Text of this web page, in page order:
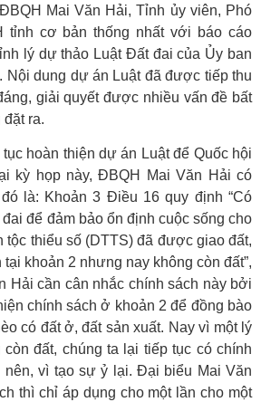
Mai Văn Hải, Tỉnh ủy viên, Phó
tỉnh cơ bản thống nhất với báo cáo
lý dự thảo Luật Đất đai của Ủy ban
Nội dung dự án Luật đã được tiếp thu
giải quyết được nhiều vấn đề bất
ra.
hoàn thiện dự án Luật để Quốc hội
kỳ họp này, ĐBQH Mai Văn Hải có
là: Khoản 3 Điều 16 quy định “Có
để đảm bảo ổn định cuộc sống cho
thiểu số (DTTS) đã được giao đất,
khoản 2 nhưng nay không còn đất”,
Hải cần cân nhắc chính sách này bởi
chính sách ở khoản 2 để đồng bào
có đất ở, đất sản xuất. Nay vì một lý
đất, chúng ta lại tiếp tục có chính
nên, vì tạo sự ỷ lại. Đại biểu Mai Văn
thì chỉ áp dụng cho một lần cho một